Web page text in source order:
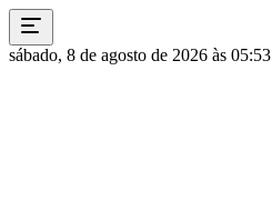
sábado, 8 de agosto de 2026 às 05:53